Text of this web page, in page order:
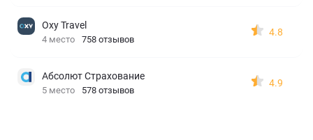
Oxy Travel
4 место 758 отзывов
4.8
Абсолют Страхование
5 место 578 отзывов
4.9